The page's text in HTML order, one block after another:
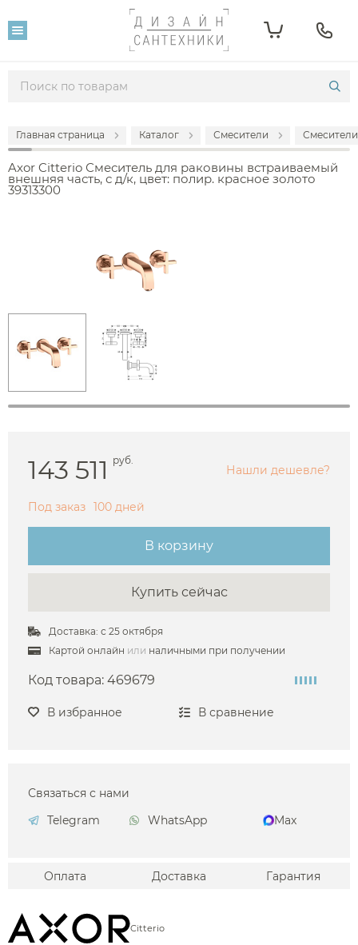
Главная страница Каталог Смесители
Axor Citterio Смеситель для раковины встраиваемый
внешняя часть, с д/к, цвет: полир. красное золото
39313300
143 511 руб.
Нашли дешевле?
Под заказ 100 дней
В корзину
Купить сейчас
Доставка: с 25 октября
Картой онлайн или наличными при получении
Код товара: 469679
В избранное В сравнение
Связаться с нами
Telegram
WhatsApp Max
Оплата Доставка Гарантия
Citterio